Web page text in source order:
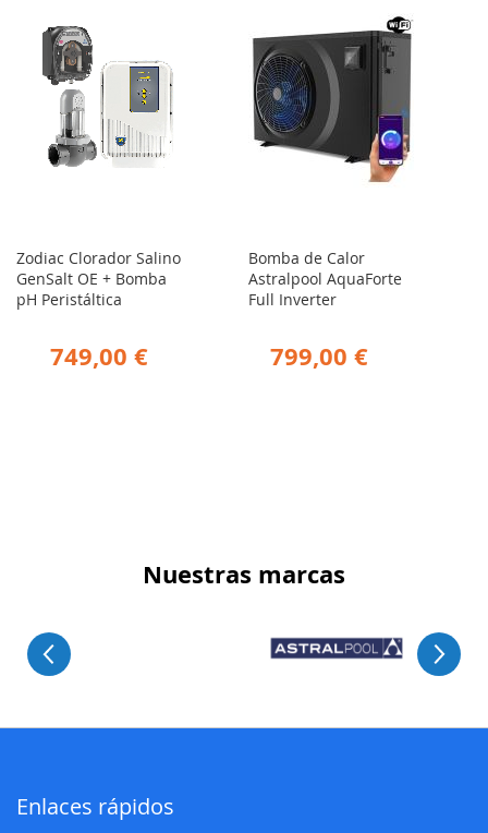
Zodiac Clorador Salino
GenSalt OE + Bomba
pH Peristáltica
749,00 €
Bomba de Calor
Astralpool AquaForte
Full Inverter
799,00 €
Nuestras marcas
Enlaces rápidos